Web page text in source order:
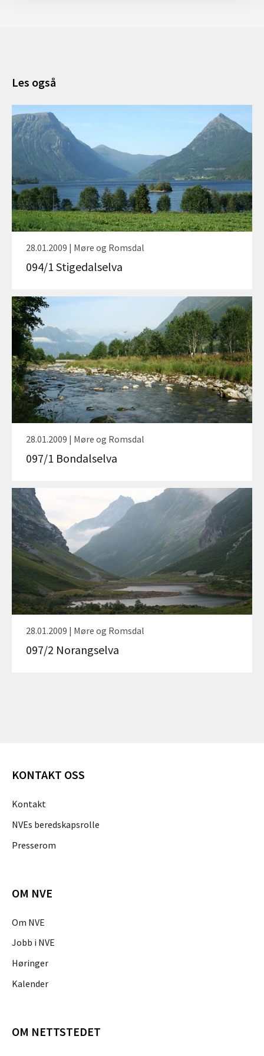
Les også
28.01.2009 | Møre og Romsdal
094/1 Stigedalselva
28.01.2009 | Møre og Romsdal
097/1 Bondalselva
28.01.2009 | Møre og Romsdal
097/2 Norangselva
KONTAKT OSS
Kontakt
NVEs beredskapsrolle
Presserom
OM NVE
Om NVE
Jobb i NVE
Høringer
Kalender
OM NETTSTEDET